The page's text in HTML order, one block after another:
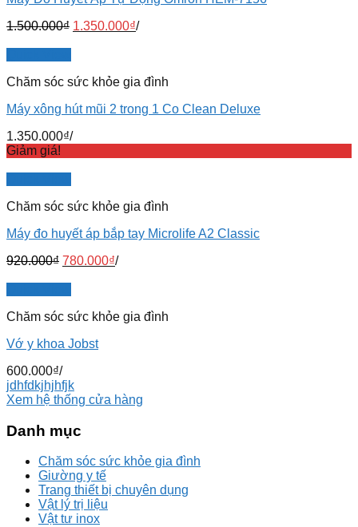
1.500.000₫ 1.350.000₫/
Chăm sóc sức khỏe gia đình
Máy xông hút mũi 2 trong 1 Co Clean Deluxe
1.350.000₫/
Giảm giá!
Chăm sóc sức khỏe gia đình
Máy đo huyết áp bắp tay Microlife A2 Classic
920.000₫ 780.000₫/
Chăm sóc sức khỏe gia đình
Vớ y khoa Jobst
600.000₫/
jdhfdkjhjhfjk
Xem hệ thống cửa hàng
Danh mục
Chăm sóc sức khỏe gia đình
Giường y tế
Trang thiết bị chuyên dụng
Vật lý trị liệu
Vật tư inox